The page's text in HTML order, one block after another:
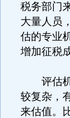
税务部门
大量人员
估的专业
增加征税
评估机
较复杂，
来估值。